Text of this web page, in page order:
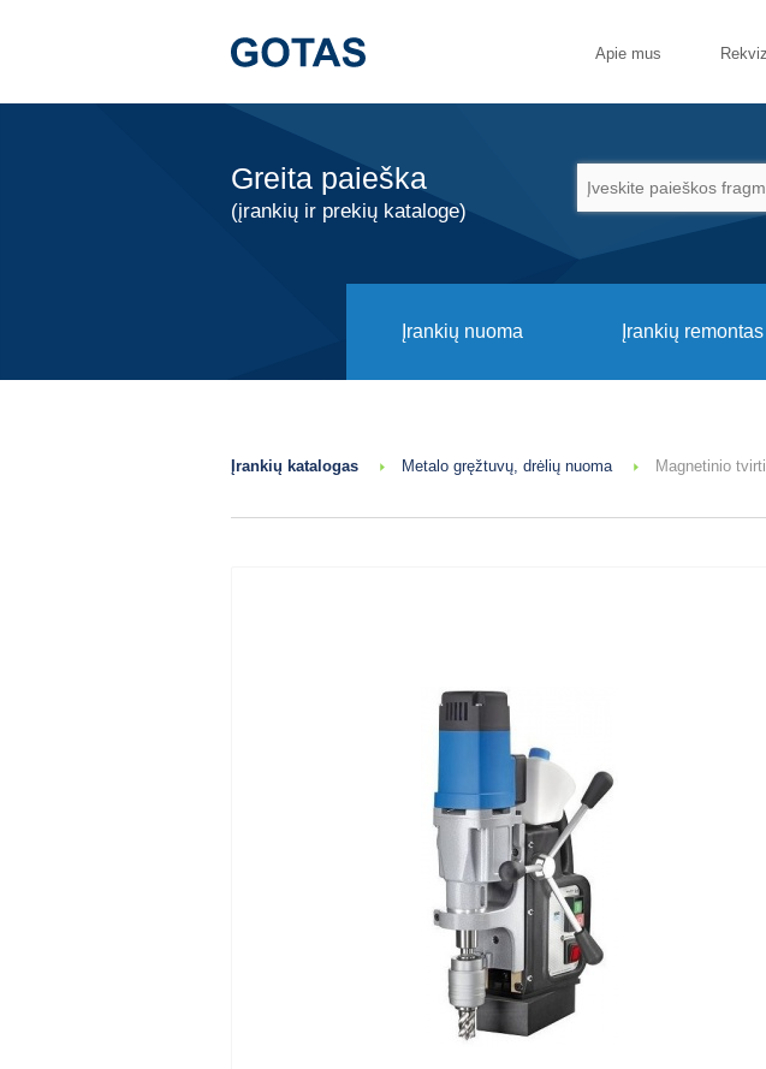
Apie mus
Greita paieška
(įrankių ir prekių kataloge)
Įrankių nuoma Įrankių remontas
Įrankių katalogas Metalo gręžtuvų, drėlių nuoma Magnetinio